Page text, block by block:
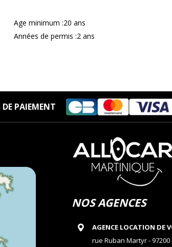
Age minimum :20 ans
Années de permis :2 ans
DE PAIEMENT
NOS AGENCES
AGENCE LOCATION DE
rue Ruban Martyr -